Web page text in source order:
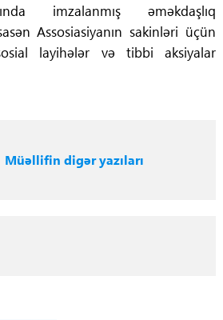
imzalanmış əməkdaşlıq
Assosiasiyanın sakinləri üçün
layihələr və tibbi aksiyalar
Müəllifin digər yazıları